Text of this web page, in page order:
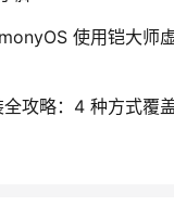
使用铠大师
攻略：4 种方式覆